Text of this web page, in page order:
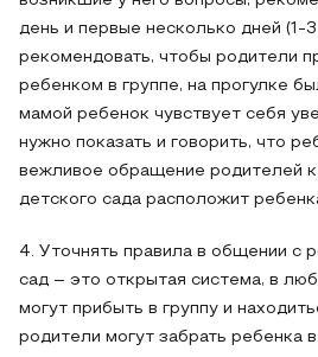
день и первые несколько дней (1-
рекомендовать, чтобы родители
ребенком в группе, на прогулке
мамой ребенок чувствует себя
нужно показать и говорить, что
вежливое обращение родителей к
детского сада расположит
4. Уточнять правила в общении с
сад – это открытая система, в
могут прибыть в группу и
родители могут забрать ребенка